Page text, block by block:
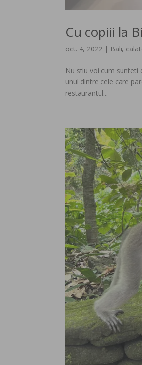
Cu copiii la
oct. 4, 2022 | Bali,
Nu stiu voi cum sunteti
unul dintre cele care
restaurantul...